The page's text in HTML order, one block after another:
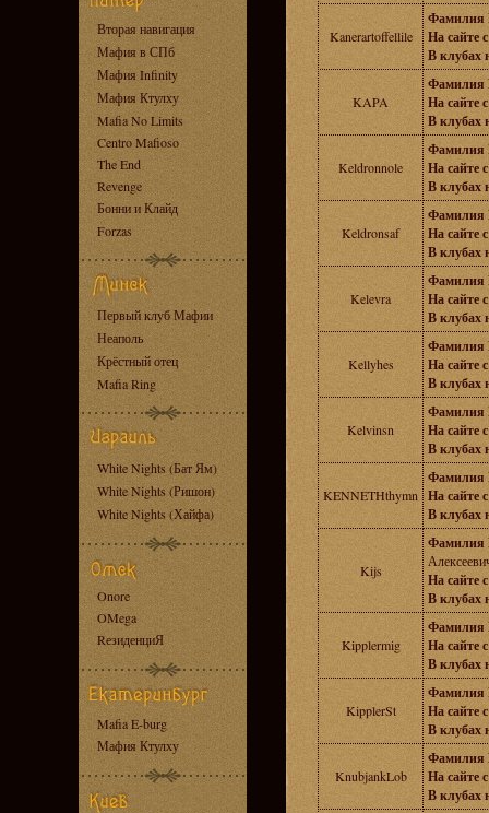
Вторая навигация
Мафия в СПб
Мафия Infinity
Мафия Ктулху
Mafia No Limits
Centro Mafioso
The End
Revenge
Бонни и Клайд
Forzas
Первый клуб Мафии
Неаполь
Крёстный отец
Mafia Ring
White Nights (Бат Ям)
White Nights (Ришон)
White Nights (Хайфа)
Onore
OMega
RезиденциЯ
Mafia E-burg
Мафия Ктулху
Kanerartoffellile
Фамилия
На сайте
В клубах
KAPA
Фамилия
На сайте
В клубах
Keldronnole
Фамилия
На сайте
В клубах
Keldronsaf
Фамилия
На сайте
В клубах
Kelevra
Фамилия
На сайте
В клубах
Kellyhes
Фамилия
На сайте
В клубах
Kelvinsn
Фамилия
На сайте
В клубах
KENNETHthymn
Фамилия
На сайте
В клубах
Kijs
Фамилия
На сайте
В клубах
Kipplermig
Фамилия
На сайте
В клубах
KipplerSt
Фамилия
На сайте
В клубах
KnubjankLob
Фамилия
На сайте
В клубах